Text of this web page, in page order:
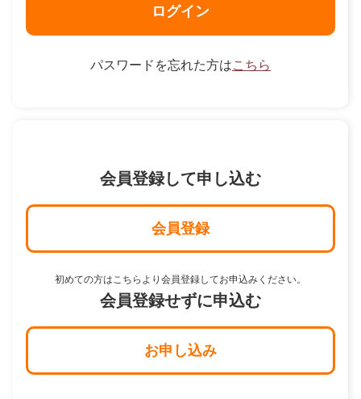
ログイン
パスワードを忘れた方はこちら
会員登録して申し込む
会員登録
初めての方はこちらより会員登録してお申込みください。
会員登録せずに申込む
お申し込み